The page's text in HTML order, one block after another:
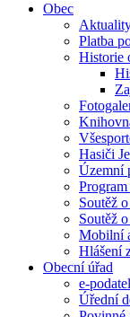
Obec
Platba
Historie
Hasiči
Územní
Soutěž
Soutěž
Mobilní
Hlášení
Obecní úřad
e-
Úřední